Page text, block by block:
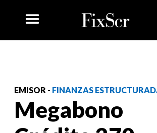
EMISOR - FINANZAS
Megabono